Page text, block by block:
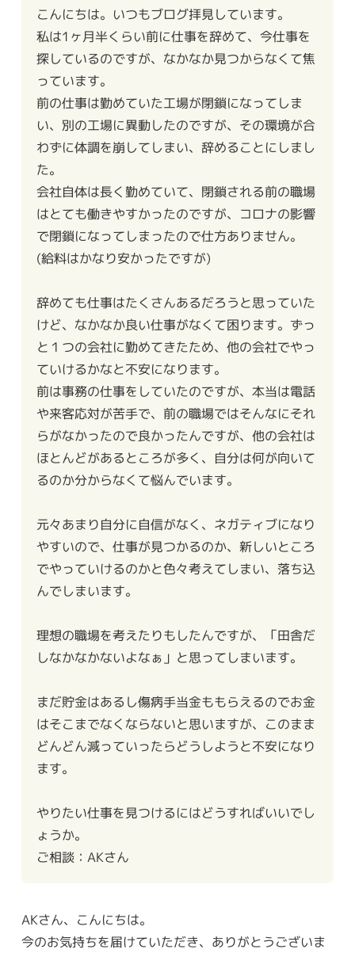
こんにちは。いつもブログ拝見しています。
私は1ヶ月半くらい前に仕事を辞めて、今仕事を
探しているのですが、なかなか見つからなくて焦
っています。
前の仕事は勤めていた工場が閉鎖になってしま
い、別の工場に異動したのですが、その環境が合
わずに体調を崩してしまい、辞めることにしまし
た。
会社自体は長く勤めていて、閉鎖される前の職場
はとても働きやすかったのですが、コロナの影響
で閉鎖になってしまったので仕方ありません。
(給料はかなり安かったですが)
辞めても仕事はたくさんあるだろうと思っていた
けど、なかなか良い仕事がなくて困ります。ずっ
と１つの会社に勤めてきたため、他の会社でやっ
ていけるかなと不安になります。
前は事務の仕事をしていたのですが、本当は電話
や来客応対が苦手で、前の職場ではそんなにそれ
らがなかったので良かったんですが、他の会社は
ほとんどがあるところが多く、自分は何が向いて
るのか分からなくて悩んでいます。
元々あまり自分に自信がなく、ネガティブになり
やすいので、仕事が見つかるのか、新しいところ
でやっていけるのかと色々考えてしまい、落ち込
んでしまいます。
理想の職場を考えたりもしたんですが、「田舎だ
しなかなかないよなぁ」と思ってしまいます。
まだ貯金はあるし傷病手当金ももらえるのでお金
はそこまでなくならないと思いますが、このまま
どんどん減っていったらどうしようと不安になり
ます。
やりたい仕事を見つけるにはどうすればいいでし
ょうか。
ご相談：AKさん
AKさん、こんにちは。
今のお気持ちを届けていただき、ありがとうございま